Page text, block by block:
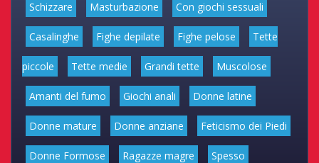
Schizzare Masturbazione Con giochi sessuali
Casalinghe Fighe depilate Fighe pelose Tette
piccole Tette medie Grandi tette Muscolose
Amanti del fumo Giochi anali Donne latine
Donne mature Donne anziane Feticismo dei Piedi
Donne Formose Ragazze magre Spesso